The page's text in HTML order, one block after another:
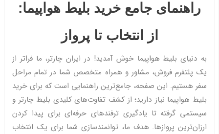
راهنمای جامع خرید بلیط هواپیما:
از انتخاب تا پرواز
به دنیای بلیط هواپیما خوش آمدید! در ایران چارتر، ما فراتر از
یک پلتفرم فروش، مشاور و همراه متخصص شما در تمام مراحل
سفر هستیم. این صفحه، جامع‌ترین راهنمایی است که برای خرید
بلیط هواپیما نیاز دارید؛ از کشف تفاوت‌های کلیدی بلیط چارتر و
سیستمی گرفته تا یادگیری ترفندهای حرفه‌ای برای پیدا کردن
ارزان‌ترین پروازها. هدف ما، توانمندسازی شما برای یک انتخاب